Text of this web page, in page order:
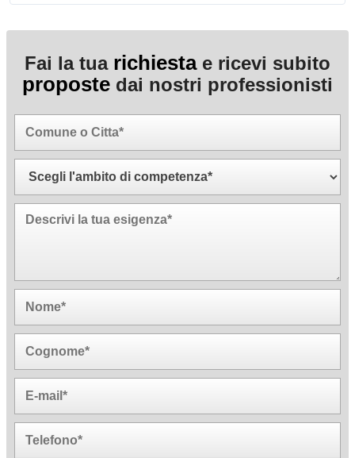
Fai la tua richiestae ricevi subito
proposte dai nostri professionisti